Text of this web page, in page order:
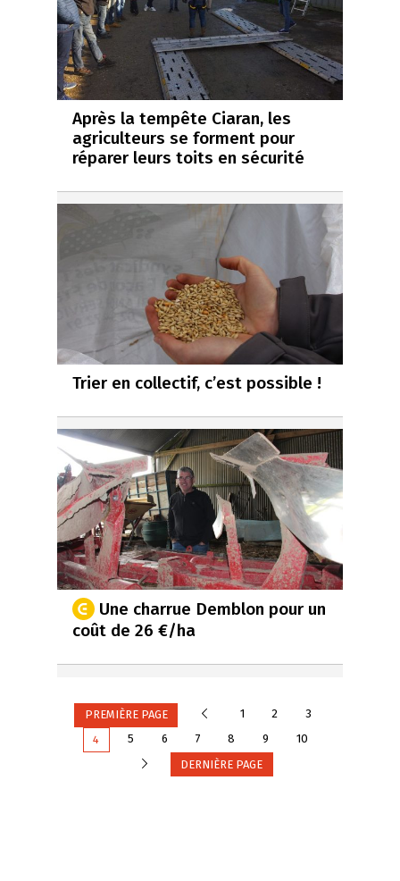
Après la tempête Ciaran, les
agriculteurs se forment pour
réparer leurs toits en sécurité
Trier en collectif, c’est possible !
Une charrue Demblon pour un
coût de 26 €/ha
PREMIÈRE PAGE Précédente
1 2
3
4
5 6 7 8 9
10
SuivanteDERNIÈRE PAGE